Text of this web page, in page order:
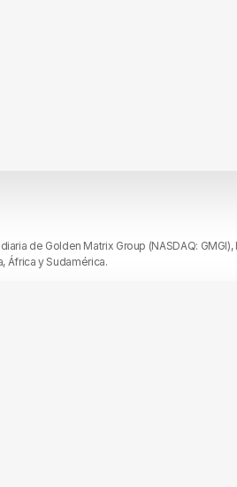
de Golden Matrix Group (NASDAQ:
África y Sudamérica.